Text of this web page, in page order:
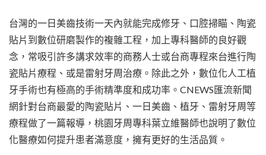
台灣的一日美齒技術一天內就能完成修牙、口腔掃瞄、陶瓷
貼片到數位研磨製作的複雜工程，加上專科醫師的良好觀
念，常吸引許多講求效率的商務人士或台商專程來台進行陶
瓷貼片療程、或是雷射牙周治療。除此之外，數位化人工植
牙手術也有極高的手術精準度和成功率。CNEWS匯流新聞
網針對台商最愛的陶瓷貼片、一日美齒、植牙、雷射牙周等
療程做了一篇報導，桃園牙周專科葉立維醫師也說明了數位
化醫療如何提升患者滿意度，擁有更好的生活品質。